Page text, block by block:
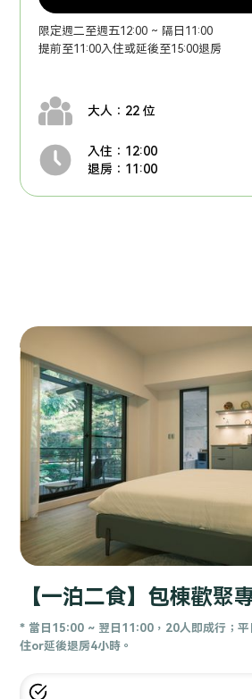
限定週二至週五12:00 ~ 隔日11:00
提前至11:00入住或延後至15:00退房
大人：22 位
入住：12:00
退房：11:00
【一泊二食】包棟歡聚
* 當日15:00 ~ 翌日11:00，20人即成行；平
住or延後退房4小時。